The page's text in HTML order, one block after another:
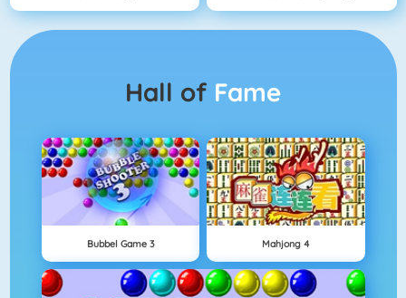
Hall of Fame
Bubbel Game 3 Mahjong 4